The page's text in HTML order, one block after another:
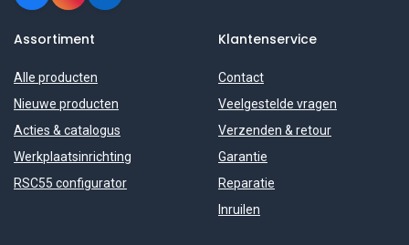
Assortiment
Alle producten
Nieuwe producten
Acties & catalogus
Werkplaatsinrichting
RSC55 configurator
Klantenservice
Contact
Veelgestelde vragen
Verzenden & retour
Garantie
Reparatie
Inruilen